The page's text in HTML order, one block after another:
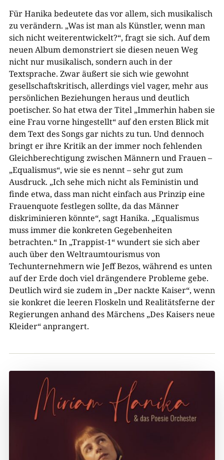
Für Hanika bedeutete das vor allem, sich musikalisch
zu verändern. „Was ist man als Künstler, wenn man
sich nicht weiterentwickelt?“, fragt sie sich. Auf dem
neuen Album demonstriert sie diesen neuen Weg
nicht nur musikalisch, sondern auch in der
Textsprache. Zwar äußert sie sich wie gewohnt
gesellschaftskritisch, allerdings viel vager, mehr aus
persönlichen Beziehungen heraus und deutlich
poetischer. So hat etwa der Titel „Immerhin haben sie
eine Frau vorne hingestellt“ auf den ersten Blick mit
dem Text des Songs gar nichts zu tun. Und dennoch
bringt er ihre Kritik an der immer noch fehlenden
Gleichberechtigung zwischen Männern und Frauen –
„Equalismus“, wie sie es nennt – sehr gut zum
Ausdruck. „Ich sehe mich nicht als Feministin und
finde etwa, dass man nicht einfach aus Prinzip eine
Frauenquote festlegen sollte, da das Männer
diskriminieren könnte“, sagt Hanika. „Equalismus
muss immer die konkreten Gegebenheiten
betrachten.“ In „Trappist-1“ wundert sie sich aber
auch über den Weltraumtourismus von
Techunternehmern wie Jeff Bezos, während es unten
auf der Erde doch viel drängendere Probleme gebe.
Deutlich wird sie zudem in „Der nackte Kaiser“, wenn
sie konkret die leeren Floskeln und Realitätsferne der
Regierungen anhand des Märchens „Des Kaisers neue
Kleider“ anprangert.